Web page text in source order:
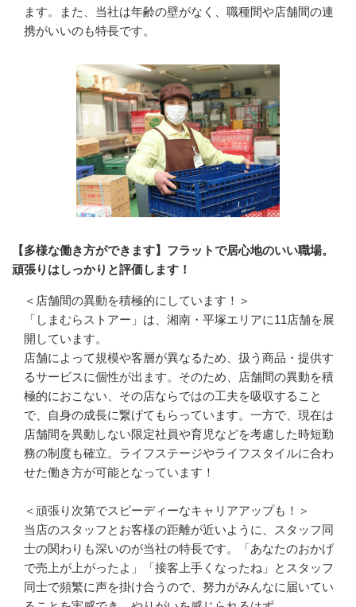
ます。また、当社は年齢の壁がなく、職種間や店舗間の連
携がいいのも特長です。
【多様な働き方ができます】フラットで居心地のいい職場。
頑張りはしっかりと評価します！
＜店舗間の異動を積極的にしています！＞
「しまむらストアー」は、湘南・平塚エリアに11店舗を展
開しています。
店舗によって規模や客層が異なるため、扱う商品・提供す
るサービスに個性が出ます。そのため、店舗間の異動を積
極的におこない、その店ならではの工夫を吸収すること
で、自身の成長に繋げてもらっています。一方で、現在は
店舗間を異動しない限定社員や育児などを考慮した時短勤
務の制度も確立。ライフステージやライフスタイルに合わ
せた働き方が可能となっています！
＜頑張り次第でスピーディーなキャリアアップも！＞
当店のスタッフとお客様の距離が近いように、スタッフ同
士の関わりも深いのが当社の特長です。「あなたのおかげ
で売上が上がったよ」「接客上手くなったね」とスタッフ
同士で頻繁に声を掛け合うので、努力がみんなに届いてい